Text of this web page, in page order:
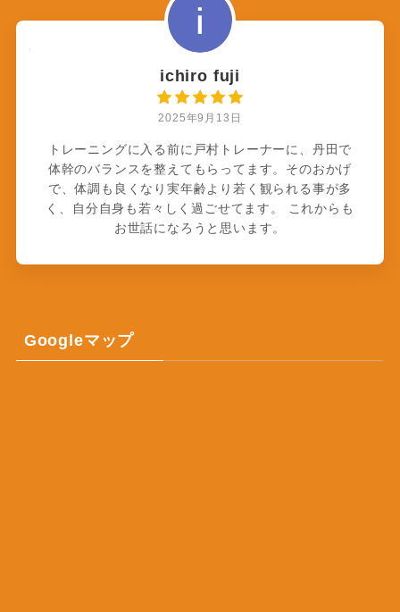
ichiro fuji
2025年9月13日
トレーニングに入る前に戸村トレーナーに、丹田で
体幹のバランスを整えてもらってます。そのおかげ
で、体調も良くなり実年齢より若く観られる事が多
く、自分自身も若々しく過ごせてます。 これからも
お世話になろうと思います。
Googleマップ